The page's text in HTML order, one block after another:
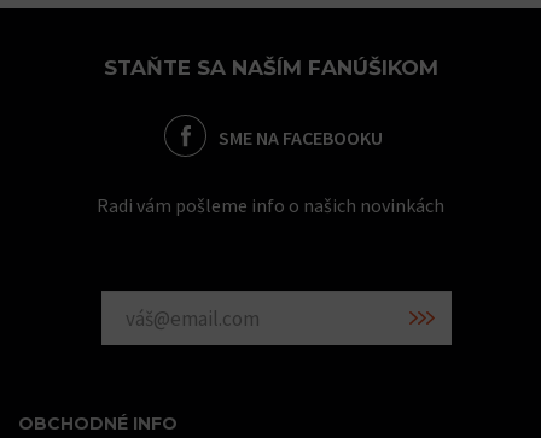
STAŇTE SA NAŠÍM FANÚŠIKOM
SME NA FACEBOOKU
Radi vám pošleme info o našich novinkách
OBCHODNÉ INFO